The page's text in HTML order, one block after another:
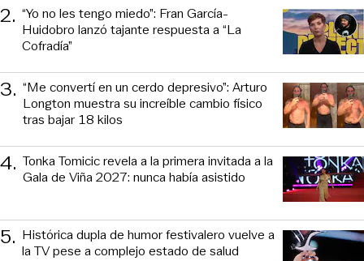
2. “Yo no les tengo miedo”: Fran García-
Huidobro lanzó tajante respuesta a “La
Cofradía”
3. “Me convertí en un cerdo depresivo”: Arturo
Longton muestra su increíble cambio físico
tras bajar 18 kilos
4. Tonka Tomicic revela a la primera invitada a la
Gala de Viña 2027: nunca había asistido
5. Histórica dupla de humor festivalero vuelve a
la TV pese a complejo estado de salud